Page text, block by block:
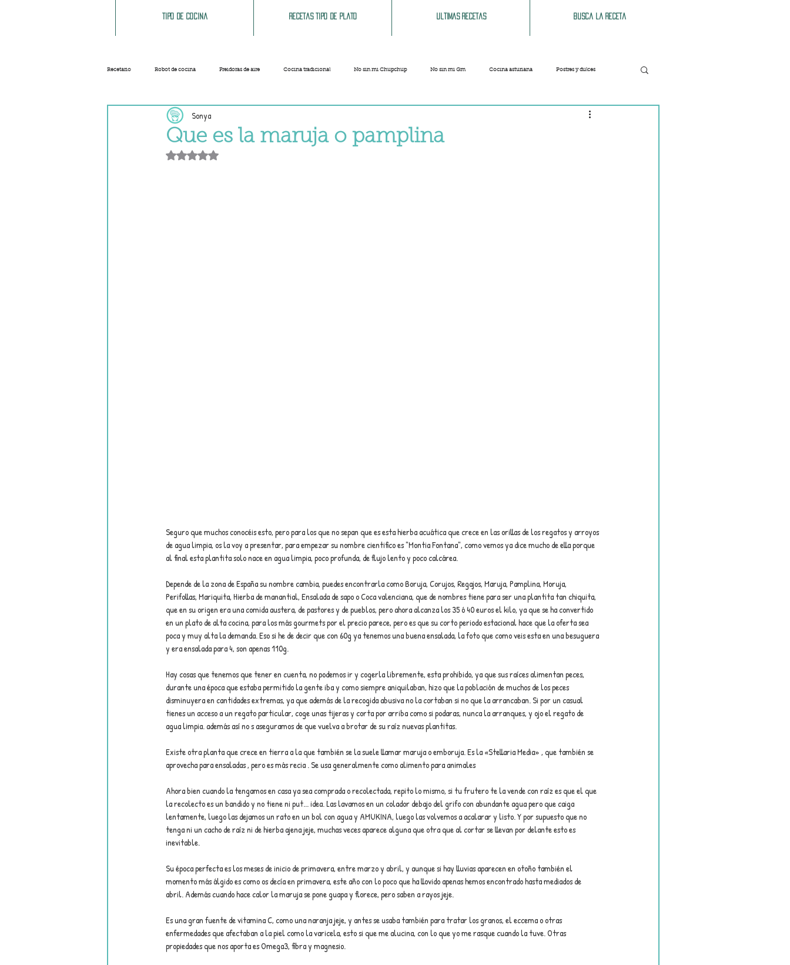
Busca la receta
Ultimas recetas
Recetas tipo de plato
Tipo de cocina
Recetario Robot de cocina Freidoras de aire Cocina tradicional No sin mi Chupchup No sin mi Gm Cocina asturiana Postres y dulces
Sopas y cremas Bebidas
Que es la maruja o pamplina
Sonya
Obtuvo NaN de 5 estrellas.
Seguro que muchos conocéis esto, pero para los que no sepan que es esta hierba acuática que crece en las orillas de los regatos y arroyos
de agua limpia, os la voy a presentar, para empezar su nombre cientifico es "Montia Fontana", como vemos ya dice mucho de ella porque
al final esta plantita solo nace en agua limpia, poco profunda, de flujo lento y poco calcárea.
Depende de la zona de España su nombre cambia, puedes encontrarla como Boruja, Corujos, Regajos, Maruja, Pamplina, Moruja,
Perifollas, Mariquita, Hierba de manantial, Ensalada de sapo o Coca valenciana, que de nombres tiene para ser una plantita tan chiquita,
que en su origen era una comida austera, de pastores y de pueblos, pero ahora alcanza los 35 ó 40 euros el kilo, ya que se ha convertido
en un plato de alta cocina, para los más gourmets por el precio parece, pero es que su corto periodo estacional hace que la oferta sea
poca y muy alta la demanda. Eso si he de decir que con 60g ya tenemos una buena ensalada, la foto que como veis esta en una besuguera
y era ensalada para 4, son apenas 110g.
Hay cosas que tenemos que tener en cuenta, no podemos ir y cogerla libremente, esta prohibido, ya que sus raíces alimentan peces,
durante una época que estaba permitido la gente iba y como siempre aniquilaban, hizo que la población de muchos de los peces
disminuyera en cantidades extremas, ya que además de la recogida abusiva no la cortaban si no que la arrancaban. Si por un casual
tienes un acceso a un regato particular, coge unas tijeras y corta por arriba como si podaras, nunca la arranques, y ojo el regato de
agua limpia. además así no s aseguramos de que vuelva a brotar de su raíz nuevas plantitas.
Existe otra planta que crece en tierra a la que también se la suele llamar maruja o emboruja. Es la «Stellaria Media» , que también se
aprovecha para ensaladas , pero es más recia . Se usa generalmente como alimento para animales
Ahora bien cuando la tengamos en casa ya sea comprada o recolectada, repito lo mismo, si tu frutero te la vende con raíz es que el que
la recolecto es un bandido y no tiene ni put... idea. Las lavamos en un colador debajo del grifo con abundante agua pero que caiga
lentamente, luego las dejamos un rato en un bol con agua y AMUKINA, luego las volvemos a acalarar y listo. Y por supuesto que no
tenga ni un cacho de raíz ni de hierba ajena jeje, muchas veces aparece alguna que otra que al cortar se llevan por delante esto es
inevitable.
Su época perfecta es los meses de inicio de primavera, entre marzo y abril, y aunque si hay lluvias aparecen en otoño también el
momento más álgido es como os decía en primavera, este año con lo poco que ha llovido apenas hemos encontrado hasta mediados de
abril. Además cuando hace calor la maruja se pone guapa y florece, pero saben a rayos jeje.
Es una gran fuente de vitamina C, como una naranja jeje, y antes se usaba también para tratar los granos, el eccema o otras
enfermedades que afectaban a la piel como la varicela, esto si que me alucina, con lo que yo me rasque cuando la tuve. Otras
propiedades que nos aporta es Omega3, fibra y magnesio.